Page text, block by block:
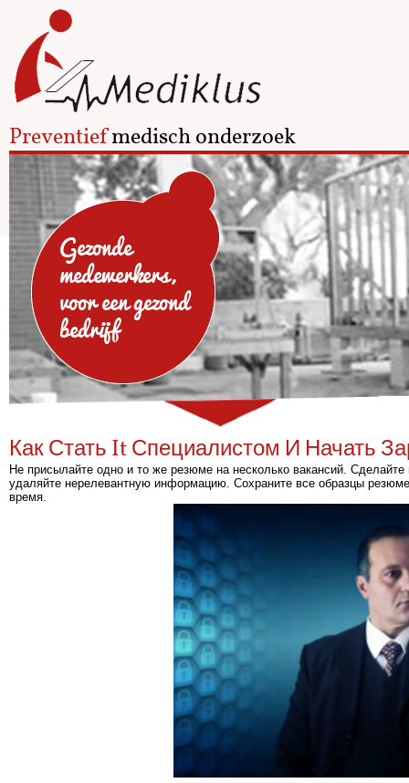
Preventiefmedisch onderzoek
Gezonde
medewerkers,
voor een gezond
bedrijf
Как Стать It Специалистом И Начать
Не присылайте одно и то же резюме на несколько вакансий.
удаляйте нерелевантную информацию. Сохраните все образцы
время.